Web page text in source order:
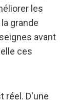
les
grande
avant
ces
réel. D'une